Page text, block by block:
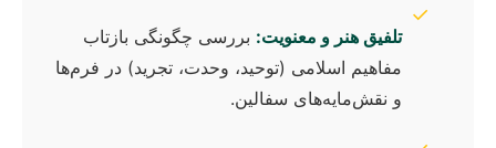
✓
تلفیق هنر و معنویت: بررسی چگونگی بازتاب
مفاهیم اسلامی (توحید، وحدت، تجرید) در فرم‌ها
و نقش‌مایه‌های سفالین.